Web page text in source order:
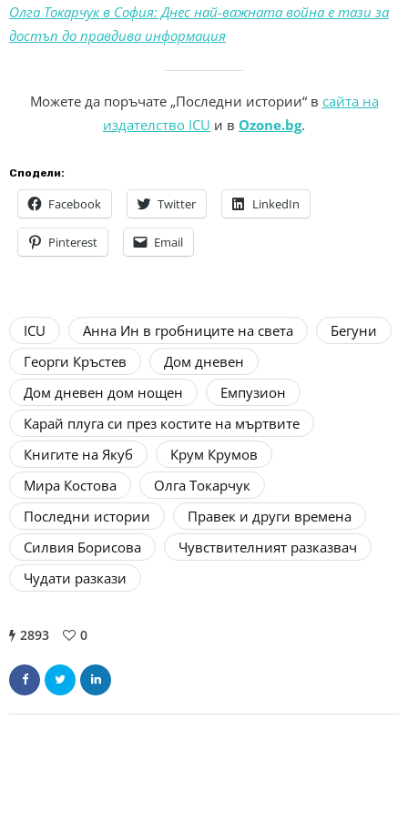
Олга Токарчук в София: Днес най-важната война е тази за
достъп до правдива информация
Можете да поръчате „Последни истории“ в сайта на
издателство ICU и в Ozone.bg.
Сподели:
Facebook Twitter LinkedIn
Pinterest Email
ICU Анна Ин в гробниците на света
Бегуни
Георги Кръстев
Дом дневен
Дом дневен дом нощен
Емпузион
Карай плуга си през костите на мъртвите
Книгите на Якуб
Крум Крумов
Мира Костова
Олга Токарчук
Последни истории
Правек и други времена
Силвия Борисова
Чувствителният разказвач
Чудати разкази
2893 0